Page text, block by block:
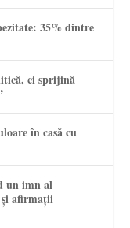
35% dintre
ci sprijină
în casă cu
un imn al
și afirmații